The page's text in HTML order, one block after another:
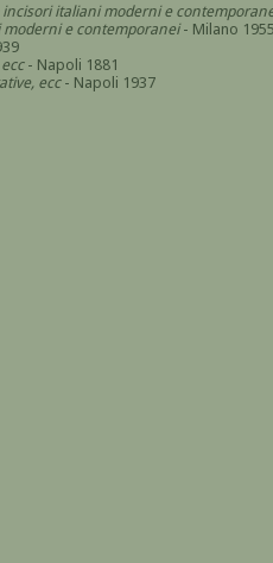
italiani moderni e
e contemporanei- Milano 1955
- Napoli 1881
ecc- Napoli 1937